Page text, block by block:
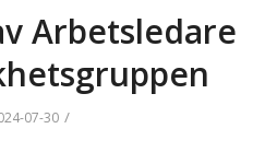
Arbetsledare
07-30 /